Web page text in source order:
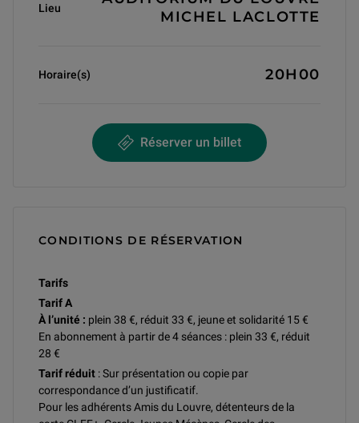
Lieu
MICHEL LACLOTTE
Horaire(s) 20H00
Réserver un billet
CONDITIONS DE RÉSERVATION
Tarifs
Tarif A
À l’unité : plein 38 €, réduit 33 €, jeune et solidarité 15 €
En abonnement à partir de 4 séances : plein 33 €, réduit
28 €
Tarif réduit : Sur présentation ou copie par
correspondance d’un justificatif.
Pour les adhérents Amis du Louvre, détenteurs de la